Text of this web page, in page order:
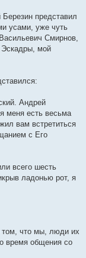
представил
усами, уже чуть
Смирнов,
Эскадры, мой
Андрей
меня есть весьма
вам встретиться
с Его
всего шесть
ладонью рот, я
что мы, люди их
время общения со